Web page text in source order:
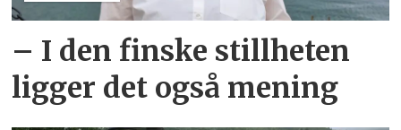
– I den finske stillheten
ligger det også mening